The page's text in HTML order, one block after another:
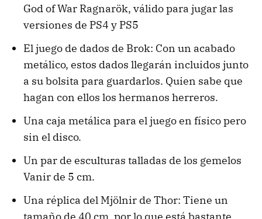
God of War Ragnarök, válido para jugar las
versiones de PS4 y PS5
El juego de dados de Brok: Con un acabado
metálico, estos dados llegarán incluidos junto
a su bolsita para guardarlos. Quien sabe que
hagan con ellos los hermanos herreros.
Una caja metálica para el juego en físico pero
sin el disco.
Un par de esculturas talladas de los gemelos
Vanir de 5 cm.
Una réplica del Mjölnir de Thor: Tiene un